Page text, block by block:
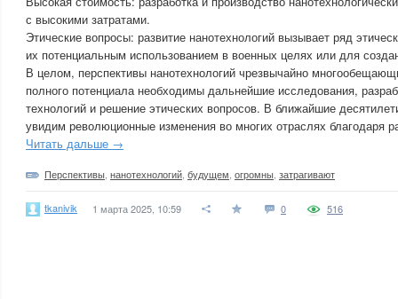
с высокими затратами.
Этические вопросы: развитие нанотехнологий вызывает ряд
их потенциальным использованием в военных целях или для
В целом, перспективы нанотехнологий чрезвычайно
полного потенциала необходимы дальнейшие исследования,
технологий и решение этических вопросов. В ближайшие
увидим революционные изменения во многих отраслях благодаря
Читать дальше →
Перспективы нанотехнологий будущем огромны затрагивают
tkanivik 1 марта 2025, 10:59 0 516